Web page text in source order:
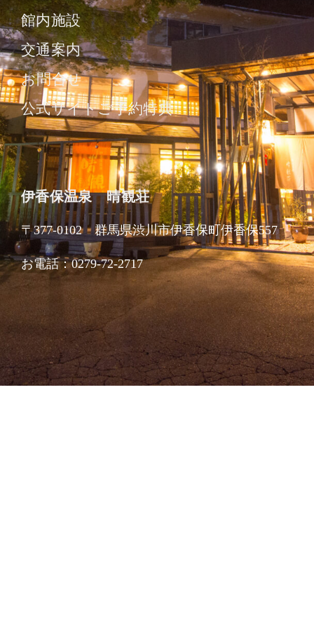
館内施設
交通案内
お問合せ
公式サイトご予約特典
伊香保温泉 晴観荘
〒377-0102 群馬県渋川市伊香保町伊香保557
お電話：0279-72-2717